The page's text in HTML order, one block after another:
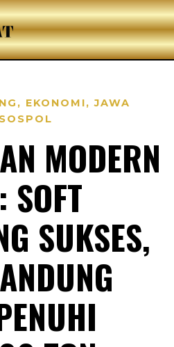
, EKONOMI,JAWA
SOSPOL
MODERN
SOFT
SUKSES,